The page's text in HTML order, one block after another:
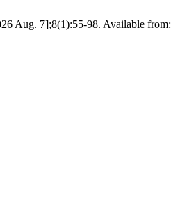
Aug. 7];8(1):55-98. Available from: